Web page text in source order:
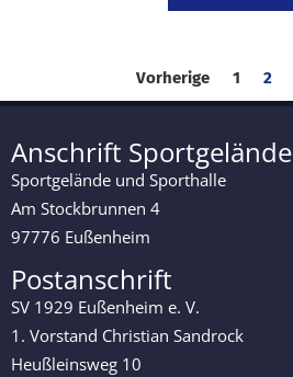
Vorherige 1 2
Anschrift Sportgelände
Sportgelände und Sporthalle
Am Stockbrunnen 4
97776 Eußenheim
Postanschrift
SV 1929 Eußenheim e. V.
1. Vorstand Christian Sandrock
Heußleinsweg 10